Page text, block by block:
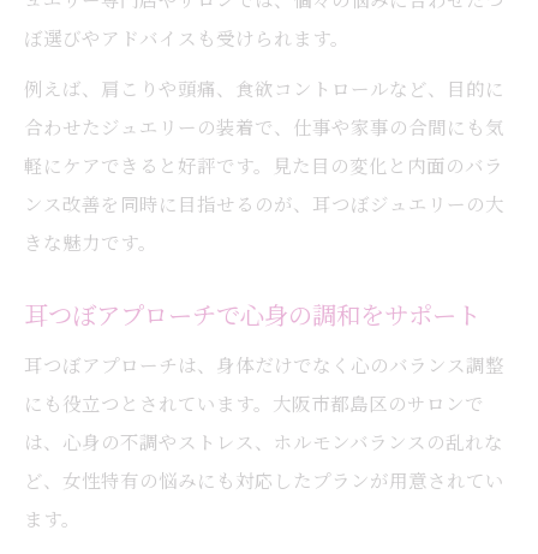
ぼ選びやアドバイスも受けられます。
例えば、肩こりや頭痛、食欲コントロールなど、目的に
合わせたジュエリーの装着で、仕事や家事の合間にも気
軽にケアできると好評です。見た目の変化と内面のバラ
ンス改善を同時に目指せるのが、耳つぼジュエリーの大
きな魅力です。
耳つぼアプローチで心身の調和をサポート
耳つぼアプローチは、身体だけでなく心のバランス調整
にも役立つとされています。大阪市都島区のサロンで
は、心身の不調やストレス、ホルモンバランスの乱れな
ど、女性特有の悩みにも対応したプランが用意されてい
ます。